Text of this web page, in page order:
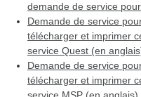
demande de service
Demande de service
télécharger et imprimer
service Quest (en
Demande de service
télécharger et imprimer